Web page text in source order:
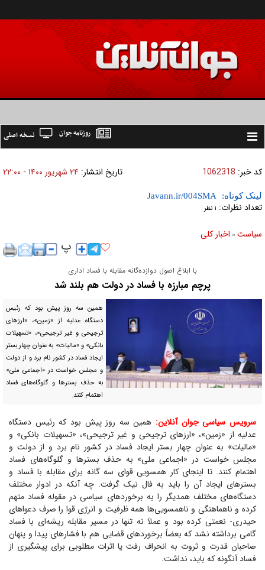
Toggle
نسخه اصلی روزنامه جوان
کد خبر: 1062318 تاریخ انتشار: ۲۴ شهريور ۱۴۰۰ - ۲۲:۰۰
لینک کوتاه:
تعداد نظرات: ۱ نظر
سیاست » اخبار کلی
با ابلاغ اصول دوازده‌گانه مقابله با فساد اداری
پرچم مبارزه با فساد در دولت هم بلند شد
همین سه روز پیش بود که رئیس
دستگاه عدلیه از «زمین»، «ارز‌های
ترجیحی و غیر ترجیحی»، «تسهیلات
بانکی» و «مالیات» به عنوان چهار بستر
ایجاد فساد در کشور نام برد و از دولت
و مجلس خواست در «اجماعی ملی»
به حذف بستر‌ها و گلوگاه‌های فساد
اهتمام کنند.
سرویس سیاسی جوان آنلاین: همین سه روز پیش بود که رئیس دستگاه
عدلیه از «زمین»، «ارز‌های ترجیحی و غیر ترجیحی»، «تسهیلات بانکی» و
«مالیات» به عنوان چهار بستر ایجاد فساد در کشور نام برد و از دولت و
مجلس خواست در «اجماعی ملی» به حذف بستر‌ها و گلوگاه‌های فساد
اهتمام کنند. تا اینجای کار همسویی قوای سه گانه برای مقابله با فساد و
بستر‌های ایجاد آن را باید به فال نیک گرفت. چه آنکه در ادوار مختلف
دستگاه‌های مختلف همدیگر را به برخورد‌های سیاسی در مقوله فساد متهم
کرده و ناهماهنگی و ناهمسویی‌ها همه ظرفیت و انرژی قوا را صرف دعوا‌های
حیدری- نعمتی کرده بود و عملاَ نه تنها در مسیر مقابله ریشه‌ای با فساد
گامی برداشته نشد که بعضاً برخورد‌های قضایی هم با فشار‌های پیدا و پنهان
صاحبان قدرت و ثروت به انحراف رفت یا اثرات مطلوبی برای پیشگیری از
فساد آنگونه که باید، نداشت.